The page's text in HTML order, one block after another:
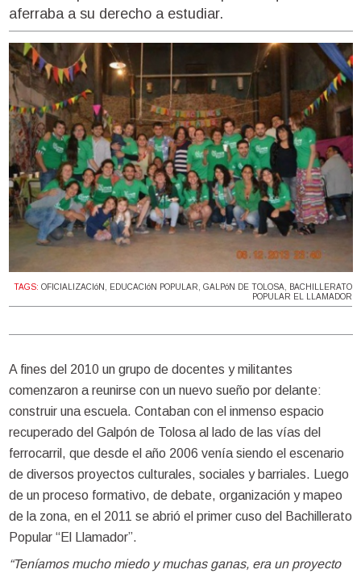
aferraba a su derecho a estudiar.
TAGS: OFICIALIZACIóN EDUCACIóN POPULAR GALPóN DE TOLOSA
BACHILLERATO
POPULAR EL LLAMADOR
A fines del 2010 un grupo de docentes y militantes
comenzaron a reunirse con un nuevo sueño por delante:
construir una escuela. Contaban con el inmenso espacio
recuperado del Galpón de Tolosa al lado de las vías del
ferrocarril, que desde el año 2006 venía siendo el escenario
de diversos proyectos culturales, sociales y barriales. Luego
de un proceso formativo, de debate, organización y mapeo
de la zona, en el 2011 se abrió el primer cuso del Bachillerato
Popular “El Llamador”.
“Teníamos mucho miedo y muchas ganas, era un proyecto